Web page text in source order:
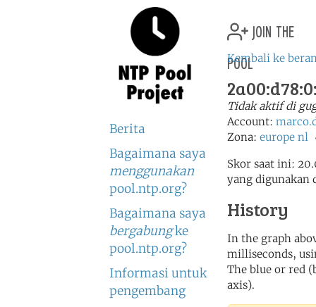
Berita
Bagaimana saya
menggunakan
pool.ntp.org?
Bagaimana saya
bergabungke
pool.ntp.org?
Informasi untuk
pengembang
join the
pool
Kembali ke
Tidak aktif di
Account:
Zona: europe nl
Skor saat ini:
yang digunakan
History
In the graph
milliseconds,
The blue or red
axis).